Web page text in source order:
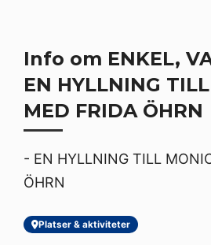
Info om ENKEL,
EN HYLLNING
MED FRIDA ÖHRN
- EN HYLLNING TILL
ÖHRN
Platser & aktiviteter